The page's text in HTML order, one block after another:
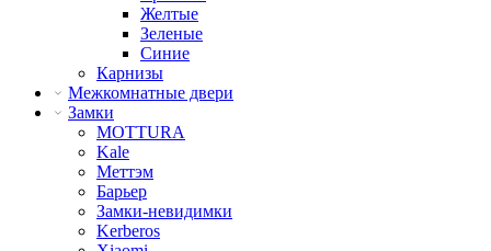
Желтые
Зеленые
Синие
Карнизы
Межкомнатные двери
Замки
MOTTURA
Kale
Меттэм
Барьер
Замки-невидимки
Kerberos